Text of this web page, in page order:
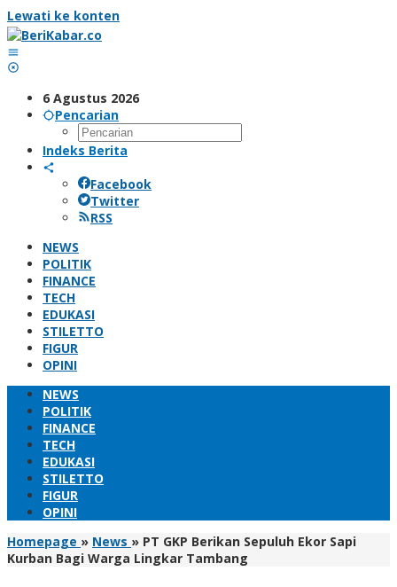
Lewati ke konten
6 Agustus 2026
Pencarian
Indeks Berita
Facebook
Twitter
RSS
NEWS
POLITIK
FINANCE
TECH
EDUKASI
STILETTO
FIGUR
OPINI
NEWS
POLITIK
FINANCE
TECH
EDUKASI
STILETTO
FIGUR
OPINI
Homepage » News » PT GKP Berikan Sepuluh Ekor Sapi
Kurban Bagi Warga Lingkar Tambang